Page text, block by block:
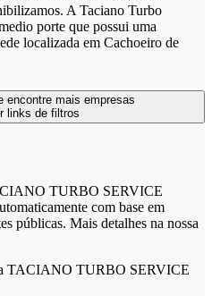
A Taciano Turbo
porte que possui uma
localizada em Cachoeiro de
TURBO SERVICE
com base em
públicas. Mais detalhes na nossa
TACIANO TURBO SERVICE